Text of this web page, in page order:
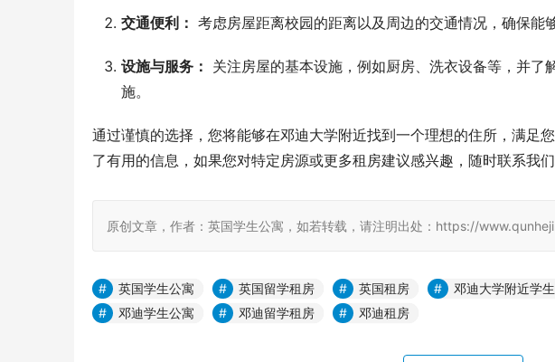
交通便利： 考虑房屋距离校园的距离以及周边的交通情况，确保能
设施与服务： 关注房屋的基本设施，例如厨房、洗衣设备等，并
施。
通过谨慎的选择，您将能够在邓迪大学附近找到一个理想的住所，满足
了有用的信息，如果您对特定房源或更多租房建议感兴趣，随时联系我
原创文章，作者：英国学生公寓，如若转载，请注明出处：https://
英国学生公寓 英国留学租房 英国租房 邓迪大学附近学
邓迪学生公寓
邓迪留学租房 邓迪租房